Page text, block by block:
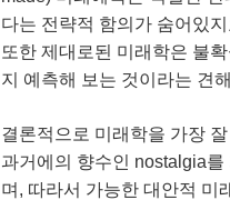
다는 전략적 함의가 숨어있지
또한 제대로된 미래학은 불
지 예측해 보는 것이라는 견
결론적으로 미래학을 가장
과거에의 향수인 nostalgia
며, 따라서 가능한 대안적 미